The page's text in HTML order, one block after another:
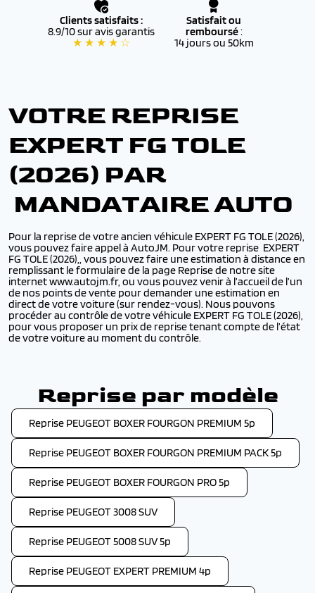
Clients satisfaits :
8.9/10 sur avis garantis
★ ★ ★ ★ ☆
Satisfait ou
remboursé:
14 jours ou 50km
VOTRE REPRISE
EXPERT FG TOLE
(2026) PAR
MANDATAIRE AUTO
Pour la reprise de votre ancien véhicule EXPERT FG TOLE (2026),
vous pouvez faire appel à AutoJM. Pour votre reprise EXPERT
FG TOLE (2026),, vous pouvez faire une estimation à distance en
remplissant le formulaire de la page Reprise de notre site
internet www.autojm.fr, ou vous pouvez venir à l’accueil de l’un
de nos points de vente pour demander une estimation en
direct de votre voiture (sur rendez-vous). Nous pouvons
procéder au contrôle de votre véhicule EXPERT FG TOLE (2026),
pour vous proposer un prix de reprise tenant compte de l’état
de votre voiture au moment du contrôle.
Reprise par modèle
Reprise PEUGEOT BOXER FOURGON PREMIUM 5p
Reprise PEUGEOT BOXER FOURGON PREMIUM PACK 5p
Reprise PEUGEOT BOXER FOURGON PRO 5p
Reprise PEUGEOT 3008 SUV
Reprise PEUGEOT 5008 SUV 5p
Reprise PEUGEOT EXPERT PREMIUM 4p